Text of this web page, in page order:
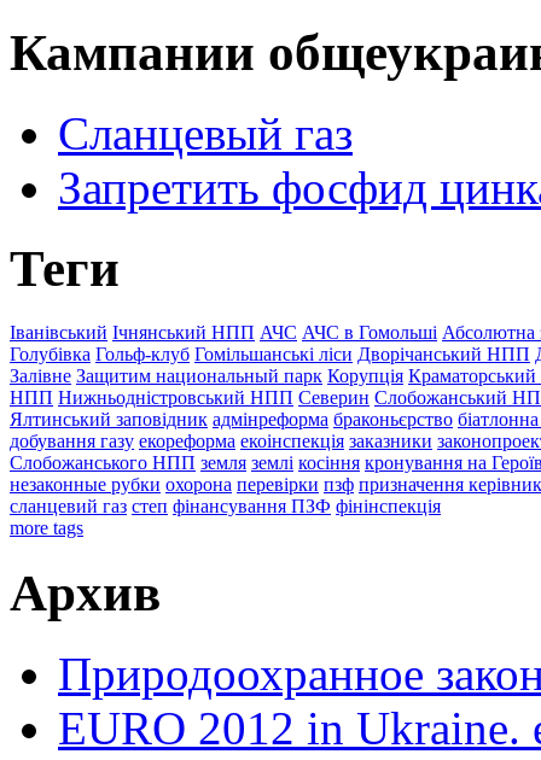
Кампании
Сланцевый газ
Запретить фосфид
Теги
Іванівський Ічнянський НПП АЧС АЧС в Гомольші Абсолютна
Голубівка Гольф-клуб Гомільшанські ліси Дворічанський НПП
Залівне Защитим национальный парк Корупція
НПП Нижньодністровський НПП Северин Слобожанський
Ялтинський заповідник адмінреформа браконьєрство
добування газу екореформа екоінспекція заказники
Слобожанського НПП земля землі косіння кронування на
незаконные рубки охорона перевірки пзф призначення
сланцевий газ степ фінансування ПЗФ фінінспекція
more tags
Архив
Природоохранное
EURO 2012 in Ukraine.